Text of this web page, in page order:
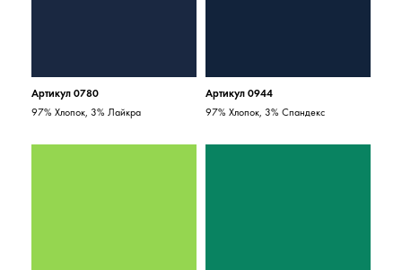
Артикул 0780
97% Хлопок, 3% Лайкра
Артикул 0944
97% Хлопок, 3% Спандекс